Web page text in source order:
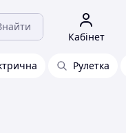
Кабінет
Рулетка